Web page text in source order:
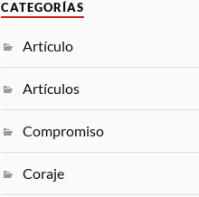
CATEGORÍAS
Artículo
Artículos
Compromiso
Coraje